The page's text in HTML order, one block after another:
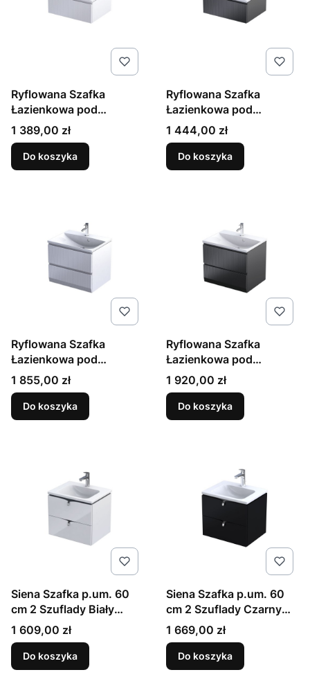
Ryflowana Szafka
Łazienkowa pod
Umywalkę 60cm 1
Szuflada Biały Mat
Brylant
Cena
1 389,00 zł
Do koszyka
Ryflowana Szafka
Łazienkowa pod
Umywalkę 60cm 1
Szuflada Czarny Mat
Brylant
Cena
1 444,00 zł
Do koszyka
Ryflowana Szafka
Łazienkowa pod
Umywalkę 60cm 2
Szuflady Biały Mat
Brylant
Cena
1 855,00 zł
Do koszyka
Ryflowana Szafka
Łazienkowa pod
Umywalkę 60cm 2
Szuflady Czarny Mat
Brylant
Cena
1 920,00 zł
Do koszyka
Siena Szafka p.um. 60
cm 2 Szuflady Biały
Połysk
Cena
1 609,00 zł
Do koszyka
Siena Szafka p.um. 60
cm 2 Szuflady Czarny
Mat
Cena
1 669,00 zł
Do koszyka